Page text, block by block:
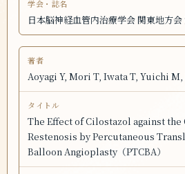
日本脳神経血管内治療学会 関東地方会
Aoyagi Y, Mori T, Iwata T, Yuichi M,
The Effect of Cilostazol against
Restenosis by Percutaneous
Balloon Angioplasty（PTCBA）